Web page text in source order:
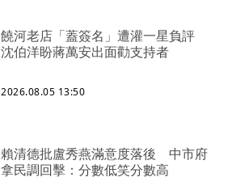
饒河老店「蓋簽名」遭灌一星負評
沈伯洋盼蔣萬安出面勸支持者
2026.08.05 13:50
賴清德批盧秀燕滿意度落後 中市府
拿民調回擊：分數低笑分數高